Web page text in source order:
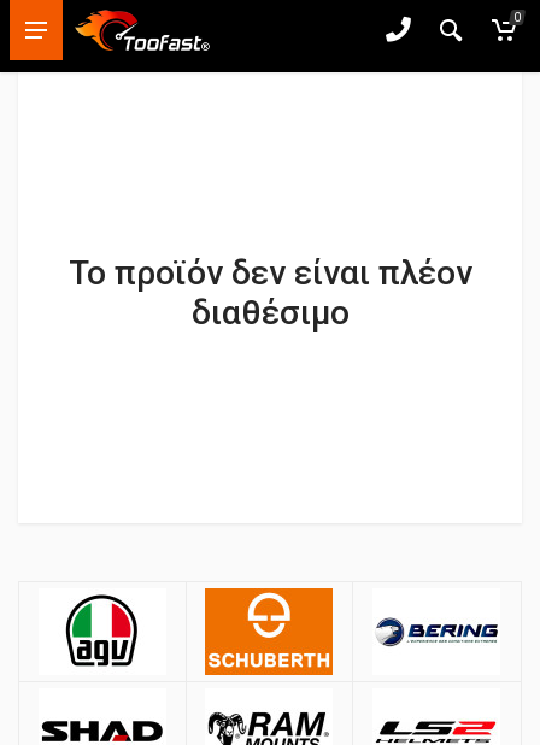
0
Το προϊόν δεν είναι πλέον
διαθέσιμο